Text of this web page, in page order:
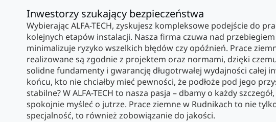
Inwestorzy szukający bezpieczeństwa
Wybierając ALFA-TECH, zyskujesz kompleksowe podejście do
kolejnych etapów instalacji. Nasza firma czuwa nad
minimalizuje ryzyko wszelkich błędów czy opóźnień. Prace
realizowane są zgodnie z projektem oraz normami, dzięki
solidne fundamenty i gwarancję długotrwałej wydajności całej
końcu, kto nie chciałby mieć pewności, że podłoże pod jego
stabilne? W ALFA-TECH to nasza pasja – dbamy o każdy
spokojnie myśleć o jutrze. Prace ziemne w Rudnikach to nie
specjalność, to również zobowiązanie do jakości.